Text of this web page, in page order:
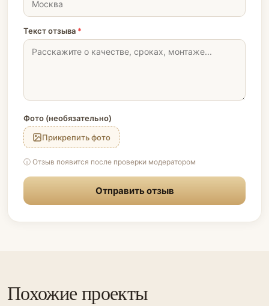
Текст отзыва *
Фото (необязательно)
Прикрепить фото
ⓘ Отзыв появится после проверки модератором
Отправить отзыв
Похожие проекты